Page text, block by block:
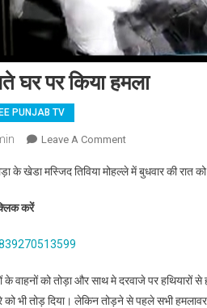
घर पर किया हमला
PUNJAB TV
Leave A Comment
के खेडा मस्जिद तिविया मोहल्ले में बुधवार की रात
करें
वाहनों को तोड़ा और साथ मे दरवाजे पर हथियारों
भी तोड़ दिया। लेकिन तोड़ने से पहले सभी